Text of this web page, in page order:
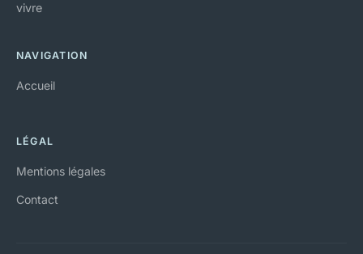
vivre
NAVIGATION
Accueil
LÉGAL
Mentions légales
Contact